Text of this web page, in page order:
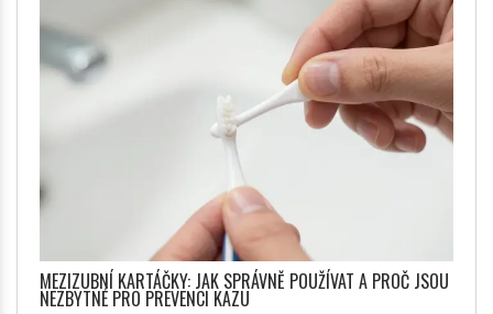
MEZIZUBNÍ KARTÁČKY: JAK SPRÁVNĚ POUŽÍVAT A PROČ JSOU
NEZBYTNÉ PRO PREVENCI KAZU